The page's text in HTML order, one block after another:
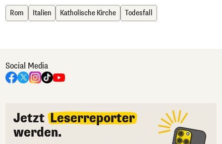
Rom Italien Katholische Kirche Todesfall
Social Media
Jetzt Leserreporter
werden.